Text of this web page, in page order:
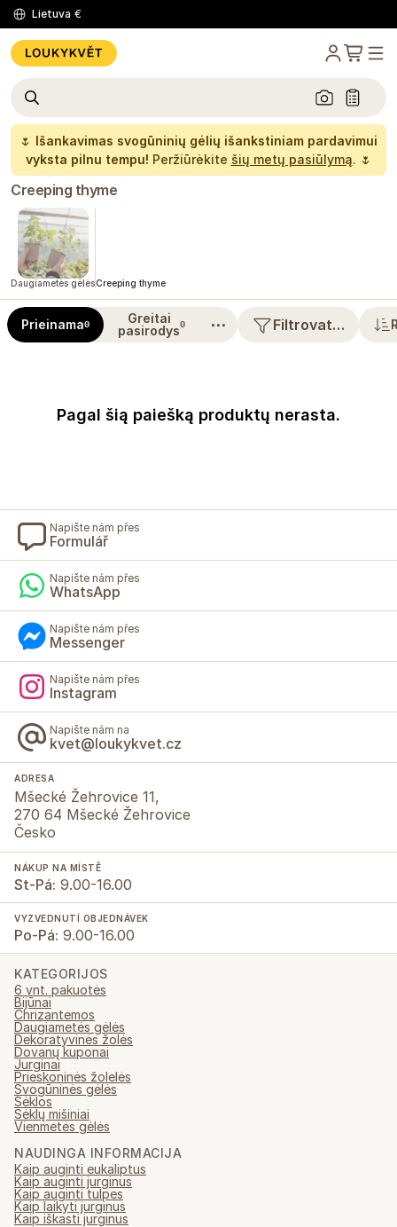
Lietuva €
🌷 Išankavimas svogūninių gėlių išankstiniam pardavimui
vyksta pilnu tempu! Peržiūrėkite šių metų pasiūlymą. 🌷
Creeping thyme
Daugiametės gėlėsCreeping thyme
Prieinama0
Greitai
pasirodys0 ⋯ Filtrovat…
Pagal šią paiešką produktų nerasta.
Napište nám přes
Formulář
Napište nám přes
WhatsApp
Napište nám přes
Messenger
Napište nám přes
Instagram
Napište nám na
kvet@loukykvet.cz
ADRESA
Mšecké Žehrovice 11,
270 64 Mšecké Žehrovice
Česko
NÁKUP NA MÍSTĚ
St-Pá: 9.00-16.00
VYZVEDNUTÍ OBJEDNÁVEK
Po-Pá: 9.00-16.00
KATEGORIJOS
6 vnt. pakuotės
Bijūnai
Chrizantemos
Daugiametės gėlės
Dekoratyvinės žolės
Dovanų kuponai
Jurginai
Prieskoninės žolelės
Svogūninės gėlės
Sėklos
Sėklų mišiniai
Vienmetės gėlės
NAUDINGA INFORMACIJA
Kaip auginti eukaliptus
Kaip auginti jurginus
Kaip auginti tulpes
Kaip laikyti jurginus
Kaip iškasti jurginus